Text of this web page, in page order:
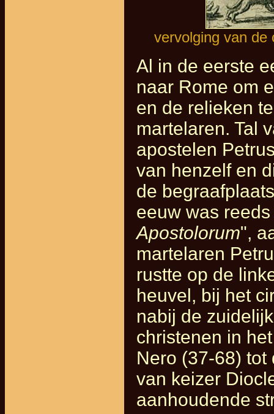
vervolging van de
Al in de eerste
naar Rome om
en de relieken
martelaren. Tal
apostelen
van henzelf en
de
eeuw was
Apostolorum",
martelaren
rustte op de
heuvel, bij het
nabij de
christenen in
Nero (37-68)
van keizer
aanhoudende